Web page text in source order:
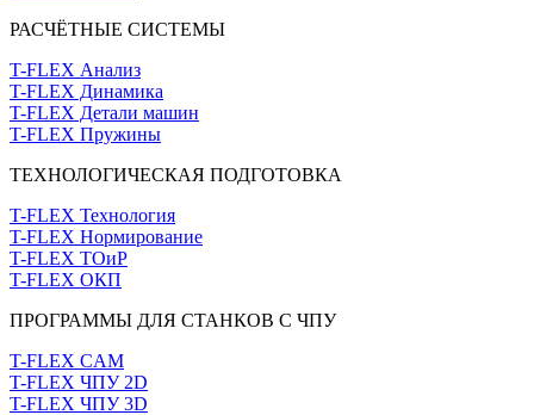
РАСЧЁТНЫЕ СИСТЕМЫ
T-FLEX Анализ
T-FLEX Динамика
T-FLEX Детали машин
T-FLEX Пружины
ТЕХНОЛОГИЧЕСКАЯ ПОДГОТОВКА
T-FLEX Технология
T-FLEX Нормирование
T-FLEX ТОиР
T-FLEX ОКП
ПРОГРАММЫ ДЛЯ СТАНКОВ С ЧПУ
T-FLEX CAM
T-FLEX ЧПУ 2D
T-FLEX ЧПУ 3D